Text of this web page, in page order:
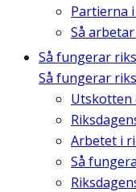
Partierna
Så
Så fungerar
Så fungerar
Utskotten
Arbetet i
Så